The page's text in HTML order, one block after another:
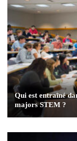
Qui est entraîné
majors STEM ?